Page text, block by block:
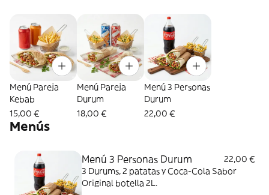
Menú Pareja
Kebab
15,00 €
Menú Pareja
Durum
18,00 €
Menú 3 Personas
Durum
22,00 €
Menús
Menú 3 Personas Durum
22,00 €
3 Durums, 2 patatas y Coca-Cola Sabor
Original botella 2L.